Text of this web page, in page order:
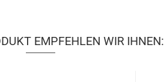
EMPFEHLEN WIR IHNEN: